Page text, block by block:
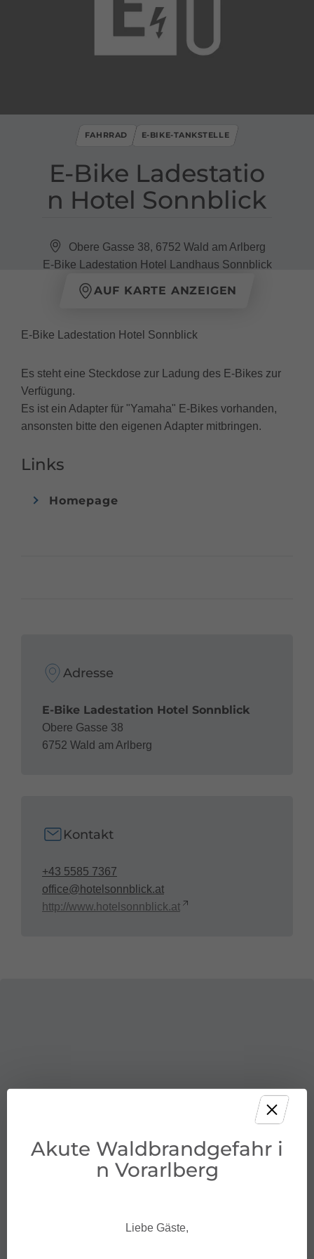
E​-​Bike Ladestatio
n Hotel Sonnblick
FAHRRAD E-BIKE-TANKSTELLE
Obere Gasse 38, 6752 Wald am Arlberg
E-Bike Ladestation Hotel Landhaus Sonnblick
AUF KARTE ANZEIGEN
E-Bike Ladestation Hotel Sonnblick
Es steht eine Steckdose zur Ladung des E-Bikes zur
Verfügung.
Es ist ein Adapter für "Yamaha" E-Bikes vorhanden,
ansonsten bitte den eigenen Adapter mitbringen.
Links
Homepage
Adresse
E-Bike Ladestation Hotel Sonnblick
Obere Gasse 38
6752 Wald am Arlberg
Kontakt
+43 5585 7367
office@hotelsonnblick.at
http://www.hotelsonnblick.at
Akute Waldbrandgefahr i
n Vorarlberg
Liebe Gäste,